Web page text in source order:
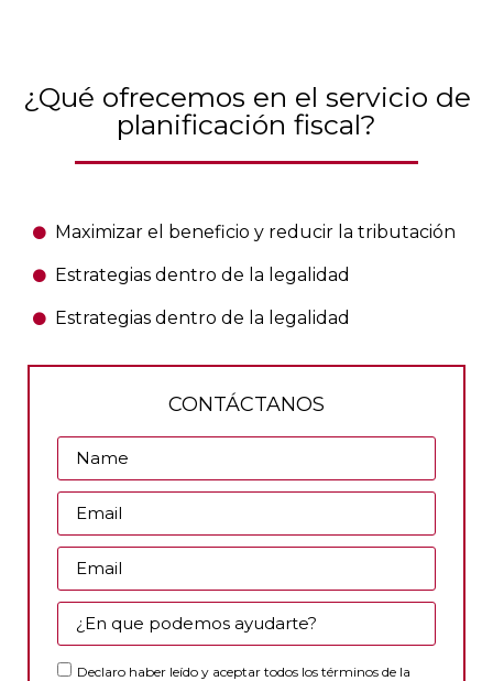
¿Qué ofrecemos en el servicio de
planificación fiscal?
Maximizar el beneficio y reducir la tributación
Estrategias dentro de la legalidad
Estrategias dentro de la legalidad
CONTÁCTANOS
Declaro haber leído y aceptar todos los términos de la